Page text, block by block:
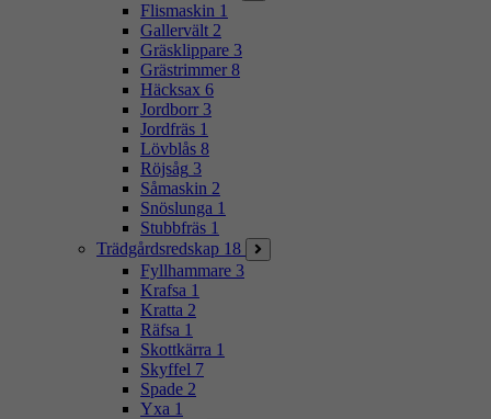
Flismaskin 1
Gallervält 2
Gräsklippare 3
Grästrimmer 8
Häcksax 6
Jordborr 3
Jordfräs 1
Lövblås 8
Röjsåg 3
Såmaskin 2
Snöslunga 1
Stubbfräs 1
Trädgårdsredskap 18
Fyllhammare 3
Krafsa 1
Kratta 2
Räfsa 1
Skottkärra 1
Skyffel 7
Spade 2
Yxa 1